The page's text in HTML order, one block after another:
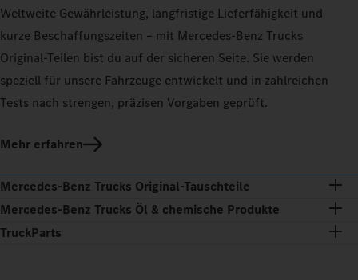
Weltweite Gewährleistung, langfristige Lieferfähigkeit und
kurze Beschaffungszeiten – mit Mercedes‑Benz Trucks
Original-Teilen bist du auf der sicheren Seite. Sie werden
speziell für unsere Fahrzeuge entwickelt und in zahlreichen
Tests nach strengen, präzisen Vorgaben geprüft.
Mehr erfahren
Mercedes‑Benz Trucks Original‑Tauschteile
Mercedes‑Benz Trucks Öl & chemische Produkte
TruckParts